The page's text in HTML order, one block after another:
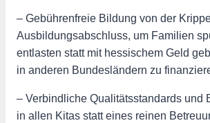
– Gebührenfreie Bildung von der
Ausbildungsabschluss, um Familien
entlasten statt mit hessischem Geld
in anderen Bundesländern zu
– Verbindliche Qualitätsstandards und
in allen Kitas statt eines reinen